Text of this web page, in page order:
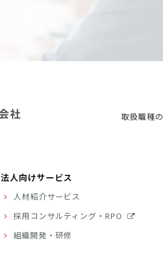
取扱職種
法人向けサービス
人材紹介サービス
採用コンサルティング・RPO
組織開発・研修